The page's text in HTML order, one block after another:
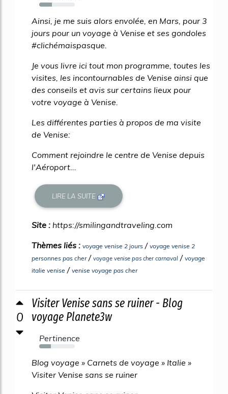
35%
Ainsi, je me suis alors envolée, en Mars, pour 3
jours pour un voyage à Venise et ses gondoles
#clichémaispasque.
Je vous livre ici tout mon programme, toutes les
visites, les incontournables de Venise ainsi que
des conseils et avis sur certains lieux pour
votre voyage à Venise.
Les différentes parties à propos de ma visite
de Venise:
Comment rejoindre le centre de Venise depuis
l'Aéroport...
LIRE LA SUITE
Site : https://smilingandtraveling.com
Thèmes liés : voyage venise 2 jours / voyage venise 2
personnes pas cher/ voyage venise pas cher carnaval / voyage
italie venise / venise voyage pas cher
0
Visiter Venise sans se ruiner - Blog
voyage Planete3w
Pertinence
33%
Blog voyage » Carnets de voyage » Italie »
Visiter Venise sans se ruiner